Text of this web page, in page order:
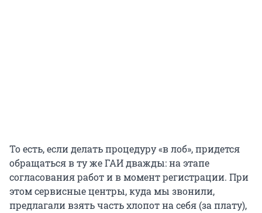
То есть, если делать процедуру «в лоб», придется
обращаться в ту же ГАИ дважды: на этапе
согласования работ и в момент регистрации. При
этом сервисные центры, куда мы звонили,
предлагали взять часть хлопот на себя (за плату),